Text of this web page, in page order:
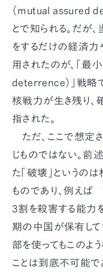
（mutual assured
とで知られる。だが
をするだけの経済力
用されたのが、「最
deterrence）」戦略
核戦力が生き残り、
指された。
ただ、ここで想定
じものではない。前
た「破壊」というの
ものであり、例え
3割を殺害する能力
期の中国が保有して
部を使ってもこのよ
ことは到底不可能